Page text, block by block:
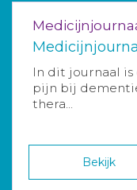
In dit journaal
pijn bij
thera...
Bekijk